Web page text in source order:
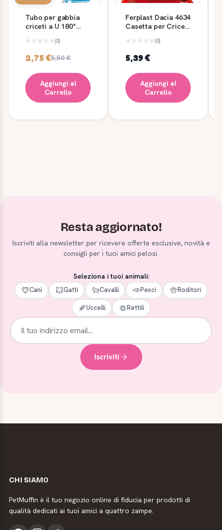
Tubo per gabbia
criceti a U 180°
(0)
2,75 €5,50 €
Aggiungi al
Carrello
Ferplast Dacia 4634
Casetta per Criceti
(0)
5,39 €
Aggiungi al
Carrello
Resta aggiornato!
Iscriviti alla newsletter per ricevere offerte esclusive, novità e
consigli per i tuoi amici pelosi.
Seleziona i tuoi animali:
Cani Gatti Cavalli Pesci Roditori
Uccelli Rettili
Iscriviti
CHI SIAMO
PetMuffin è il tuo negozio online di fiducia per prodotti di
qualità dedicati ai tuoi amici a quattro zampe.